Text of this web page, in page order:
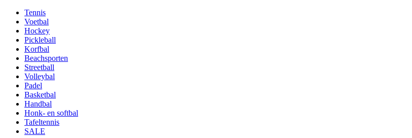
Tennis
Voetbal
Hockey
Pickleball
Korfbal
Beachsporten
Streetball
Volleybal
Padel
Basketbal
Handbal
Honk- en softbal
Tafeltennis
SALE